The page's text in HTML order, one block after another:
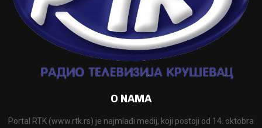
O NAMA
Portal RTK (www.rtk.rs) je najmlađi medij, koji postoji od 14. oktobra